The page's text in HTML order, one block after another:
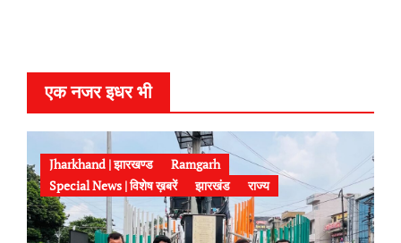
एक नजर इधर भी
Jharkhand | झारखण्ड
Ramgarh
Special News | विशेष ख़बरें
झारखंड राज्य